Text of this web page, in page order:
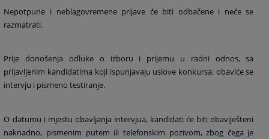
Nepotpune i neblagovremene prijave će biti odbačene i neće se
razmatrati.
Prije donošenja odluke o izboru i prijemu u radni odnos, sa
prijavljenim kandidatima koji ispunjavaju uslove konkursa, obaviće se
intervju i pismeno testiranje.
O datumu i mjestu obavljanja intervjua, kandidati će biti obaviješteni
naknadno, pismenim putem ili telefonskim pozivom, zbog čega je